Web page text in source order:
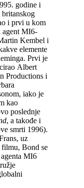
godine i
britanskog
i prvi u kom
agent MI6-
Kembel i
elemente
Prvi je
Albert
Productions i
iako je
kao
poslednje
, a takođe i
smrti 1996).
uz
filmu, Bond se
MI6